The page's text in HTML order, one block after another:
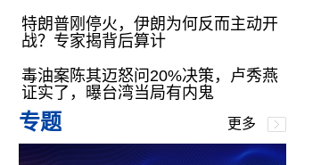
特朗普刚停火，伊朗为何反而主动开
战？专家揭背后算计
毒油案陈其迈怒问20%决策，卢秀燕
证实了，曝台湾当局有内鬼
专题 更多